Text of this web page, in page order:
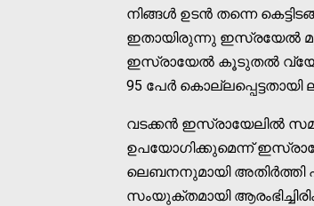
നിങ്ങള്‍ ഉടന്‍ തന്നെ
ഇതായിരുന്നു ഇസ്രയേല്‍
ഇസ്രായേല്‍ കൂടുതല്‍
95 പേര്‍
വടക്കന്‍ ഇസ്രായേലില്‍
ഉപയോഗിക്കുമെന്ന്
ലെബനനുമായി അതിര്‍ത്തി
സംയുക്തമായി